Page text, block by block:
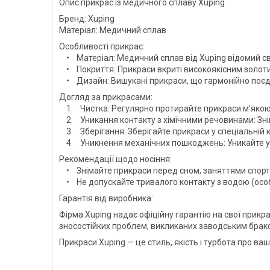
Опис прикрас із медичного сплаву Xuping
Бренд: Xuping
Матеріал: Медичний сплав
Особливості прикрас:
• Матеріал: Медичний сплав від Xuping відомий
• Покриття: Прикраси вкриті високоякісним
• Дизайн: Вишукані прикраси, що гармонійно
Догляд за прикрасами:
1. Чистка: Регулярно протирайте прикраси
2. Уникання контакту з хімічними речовинами:
3. Зберігання: Зберігайте прикраси у
4. Уникнення механічних пошкоджень: Уникайте
Рекомендації щодо носіння:
• Знімайте прикраси перед сном, заняттями
• Не допускайте тривалого контакту з водою
Гарантія від виробника:
Фірма Xuping надає офіційну гарантію на свої
зносостійких проблем, викликаних заводським
Прикраси Xuping — це стиль, якість і турбота про